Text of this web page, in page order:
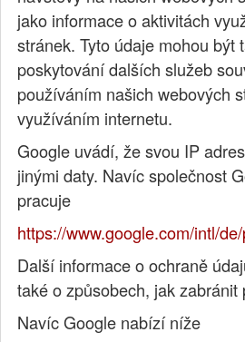
jako informace o aktivitách
stránek. Tyto údaje mohou být
poskytování dalších služeb
používáním našich webových
využíváním internetu.
Google uvádí, že svou IP
jinými daty. Navíc společnost
pracuje
https://www.google.com/intl/
Další informace o ochraně
také o způsobech, jak zabránit
Navíc Google nabízí níže